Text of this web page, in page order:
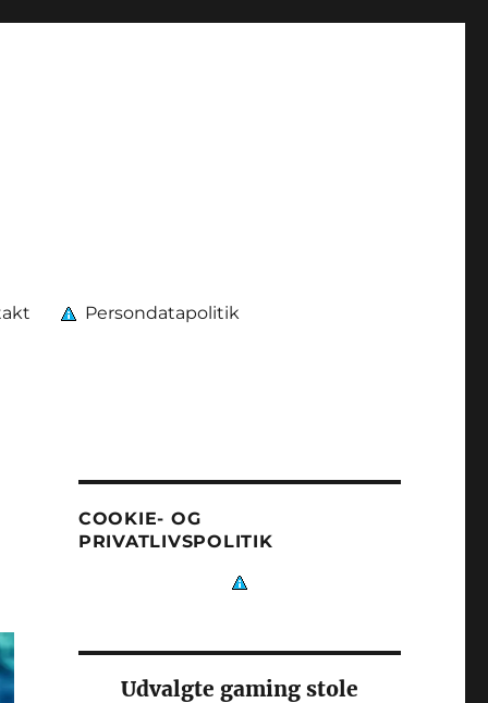
Persondatapolitik
COOKIE- OG
PRIVATLIVSPOLITIK
Udvalgte gaming stole